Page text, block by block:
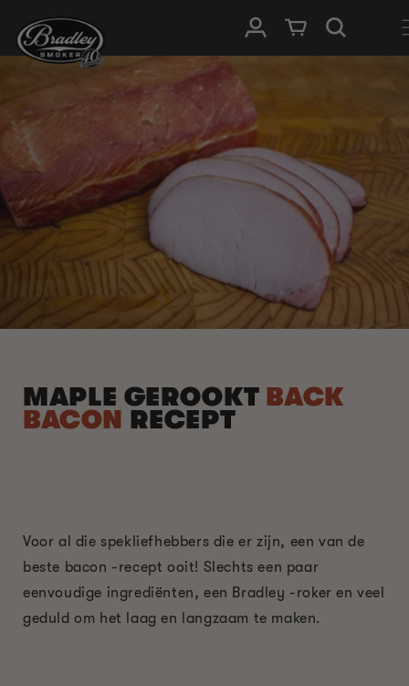
NAAR DE
CONTENT
InloggenWinkelwagen
MAPLE GEROOKT BACK
BACON RECEPT
Voor al die spekliefhebbers die er zijn, een van de
beste bacon -recept ooit! Slechts een paar
eenvoudige ingrediënten, een Bradley -roker en veel
geduld om het laag en langzaam te maken.